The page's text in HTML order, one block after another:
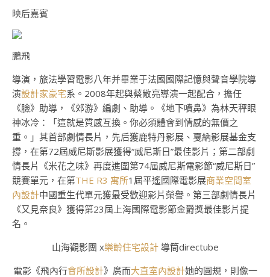
映后嘉賓
鵬飛
導演，旅法學習電影八年并畢業于法國國際記憶與聲音學院導
演設計家豪宅系。2008年起與蔡敞亮導演一起配合，擔任
《臉》助導，《郊游》編劇、助導。《地下噴鼻》為林天秤眼
神冰冷：「這就是質感互換。你必須體會到情感的無價之
重。」其首部劇情長片，先后獲鹿特丹影展、戛納影展基金支
撐，在第72屆威尼斯影展獲得“威尼斯日”最佳影片；第二部劇
情長片《米花之味》再度進圍第74屆威尼斯電影節“威尼斯日”
競賽單元，在第THE R3 寓所1屆平遙國際電影展商業空間室
內設計中國重生代單元獲最受歡迎影片榮譽。第三部劇情長片
《又見奈良》獲得第23屆上海國際電影節金爵獎最佳影片提
名。
山海觀影團 x樂齡住宅設計導筒directube
電影《飛內行會所設計》廣而大直室內設計她的圓規，則像一